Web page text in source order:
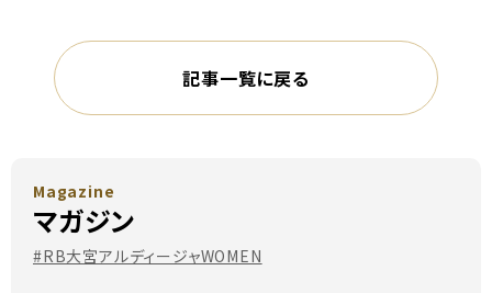
記事一覧に戻る
Magazine
マガジン
#RB大宮アルディージャWOMEN